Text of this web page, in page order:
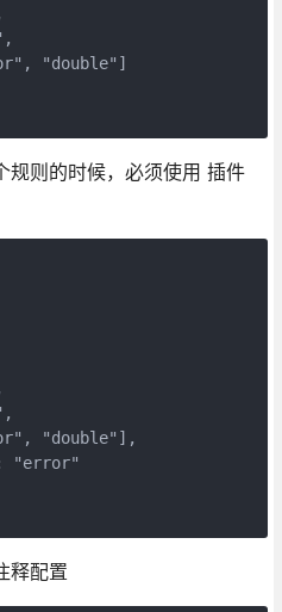
"double"]
则的时候，必须使用 插件
"double"],
"error"
配置